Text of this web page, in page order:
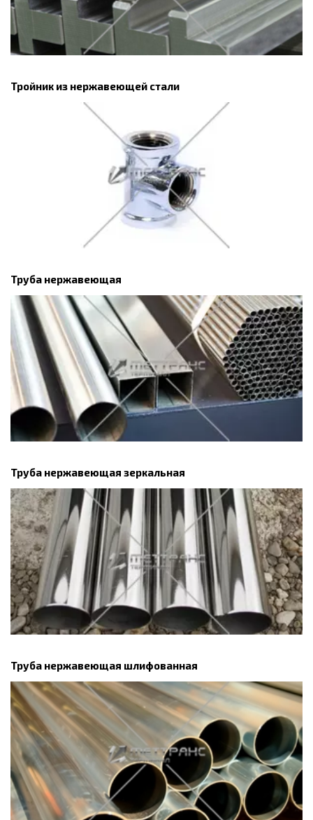
Тройник из нержавеющей стали
Труба нержавеющая
Труба нержавеющая зеркальная
Труба нержавеющая шлифованная